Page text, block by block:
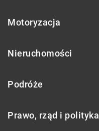
Motoryzacja
Nieruchomości
Podróże
Prawo, rząd i polityka